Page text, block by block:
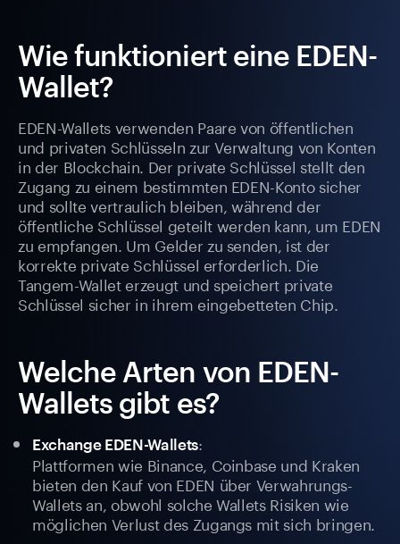
Wie funktioniert eine EDEN-
Wallet?
EDEN-Wallets verwenden Paare von öffentlichen
und privaten Schlüsseln zur Verwaltung von Konten
in der Blockchain. Der private Schlüssel stellt den
Zugang zu einem bestimmten EDEN-Konto sicher
und sollte vertraulich bleiben, während der
öffentliche Schlüssel geteilt werden kann, um EDEN
zu empfangen. Um Gelder zu senden, ist der
korrekte private Schlüssel erforderlich. Die
Tangem-Wallet erzeugt und speichert private
Schlüssel sicher in ihrem eingebetteten Chip.
Welche Arten von EDEN-
Wallets gibt es?
Exchange EDEN-Wallets:
Plattformen wie Binance, Coinbase und Kraken
bieten den Kauf von EDEN über Verwahrungs-
Wallets an, obwohl solche Wallets Risiken wie
möglichen Verlust des Zugangs mit sich bringen.